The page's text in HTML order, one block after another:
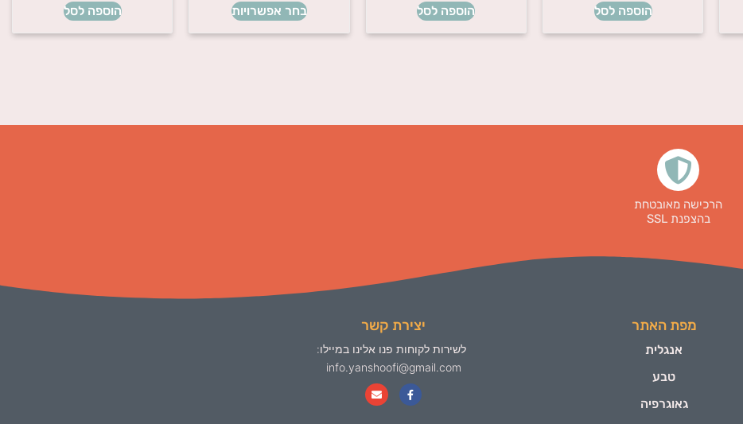
הוספה לסל הוספה לסל בחר אפשרויות הוספה לסל
הרכישה מאובטחת
בהצפנת SSL
מפת האתר
אנגלית
טבע
גאוגרפיה
יצירת קשר
לשירות לקוחות פנו אלינו במיילו:
info.yanshoofi@gmail.com